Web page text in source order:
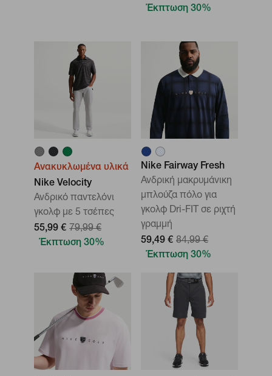
Έκπτωση 30%
Ανακυκλωμένα υλικά
Nike Velocity
Ανδρικό παντελόνι
γκολφ με 5 τσέπες
55,99 € 79,99 €
Έκπτωση 30%
Nike Fairway Fresh
Ανδρική μακρυμάνικη
μπλούζα πόλο για
γκολφ Dri-FIT σε ριχτή
γραμμή
59,49 € 84,99 €
Έκπτωση 30%